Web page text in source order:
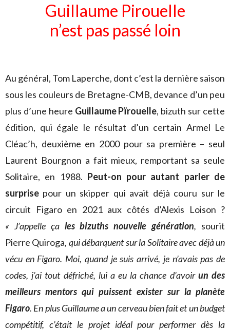
Guillaume Pirouelle
n’est pas passé loin
Au général, Tom Laperche, dont c’est la dernière saison
sous les couleurs de Bretagne-CMB, devance d’un peu
plus d’une heure Guillaume Pïrouelle, bizuth sur cette
édition, qui égale le résultat d’un certain Armel Le
Cléac’h, deuxième en 2000 pour sa première – seul
Laurent Bourgnon a fait mieux, remportant sa seule
Solitaire, en 1988. Peut-on pour autant parler de
surprise pour un skipper qui avait déjà couru sur le
circuit Figaro en 2021 aux côtés d’Alexis Loison ?
« J’appelle ça les bizuths nouvelle génération, sourit
Pierre Quiroga, qui débarquent sur la Solitaire avec déjà un
vécu en Figaro. Moi, quand je suis arrivé, je n’avais pas de
codes, j’ai tout défriché, lui a eu la chance d’avoir un des
meilleurs mentors qui puissent exister sur la planète
Figaro. En plus Guillaume a un cerveau bien fait et un budget
compétitif, c’était le projet idéal pour performer dès la